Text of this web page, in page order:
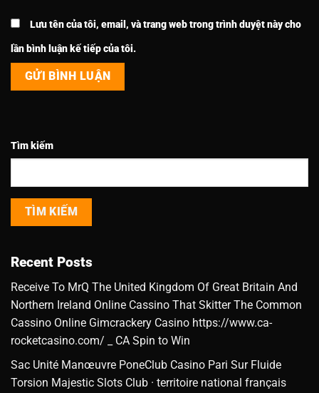
Lưu tên của tôi, email, và trang web trong trình duyệt này cho
lần bình luận kế tiếp của tôi.
Tìm kiếm
TÌM KIẾM
Recent Posts
Receive To MrQ The United Kingdom Of Great Britain And
Northern Ireland Online Cassino That Skitter The Common
Cassino Online Gimcrackery Casino https://www.ca-
rocketcasino.com/ _ CA Spin to Win
Sac Unité Manœuvre PoneClub Casino Pari Sur Fluide
Torsion Majestic Slots Club · territoire national français